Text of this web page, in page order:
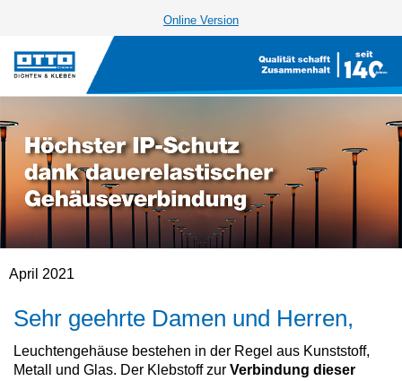
Online Version
April 2021
Sehr geehrte Damen und Herren,
Leuchtengehäuse bestehen in der Regel aus Kunststoff,
Metall und Glas. Der Klebstoff zur Verbindung dieser